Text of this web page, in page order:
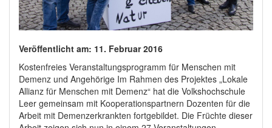
Veröffentlicht am: 11. Februar 2016
Kostenfreies Veranstaltungsprogramm für Menschen mit
Demenz und Angehörige Im Rahmen des Projektes „Lokale
Allianz für Menschen mit Demenz“ hat die Volkshochschule
Leer gemeinsam mit Kooperationspartnern Dozenten für die
Arbeit mit Demenzerkrankten fortgebildet. Die Früchte dieser